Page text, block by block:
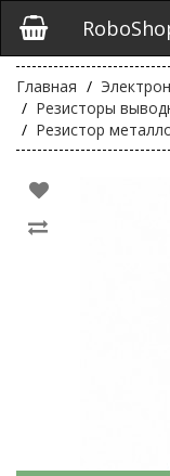
Главная
Резисторы
Резистор